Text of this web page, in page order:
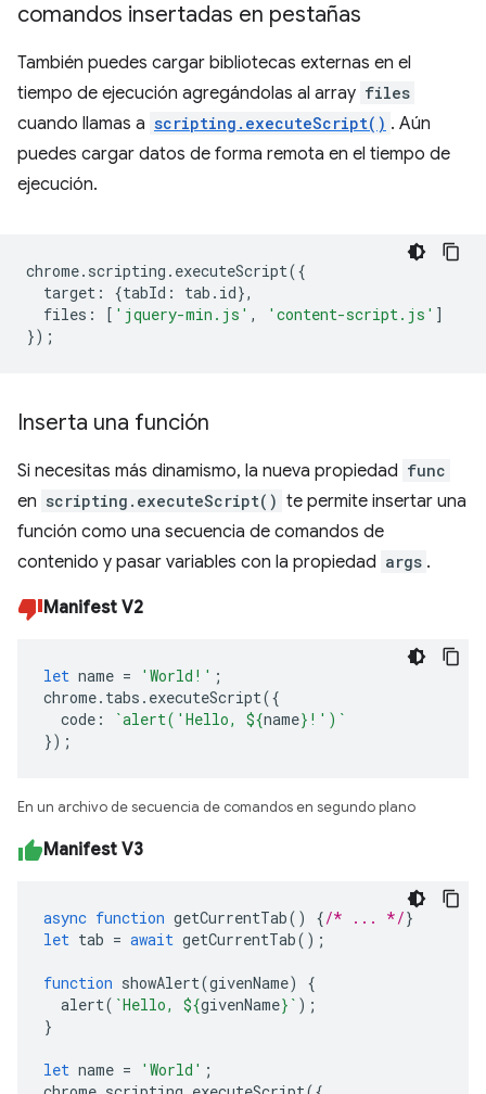
comandos insertadas en pestañas
También puedes cargar bibliotecas externas en el
tiempo de ejecución agregándolas al array files
cuando llamas a scripting.executeScript() . Aún
puedes cargar datos de forma remota en el tiempo de
ejecución.
chrome. scripting . executeScript({
target : {tabId : tab . id},
files : [ 'jquery-min.js' , 'content-script.js' ]
});
Inserta una función
Si necesitas más dinamismo, la nueva propiedad func
en scripting.executeScript() te permite insertar una
función como una secuencia de comandos de
contenido y pasar variables con la propiedad args .
Manifest V2
let name = 'World!' ;
chrome. tabs . executeScript({
code : `alert('Hello, ${name} !')`
});
En un archivo de secuencia de comandos en segundo plano
Manifest V3
async function getCurrentTab() {/* ... */}
let tab = await getCurrentTab();
function showAlert(givenName)
{
alert( `Hello, ${givenName} ` );
}
let name = 'World' ;